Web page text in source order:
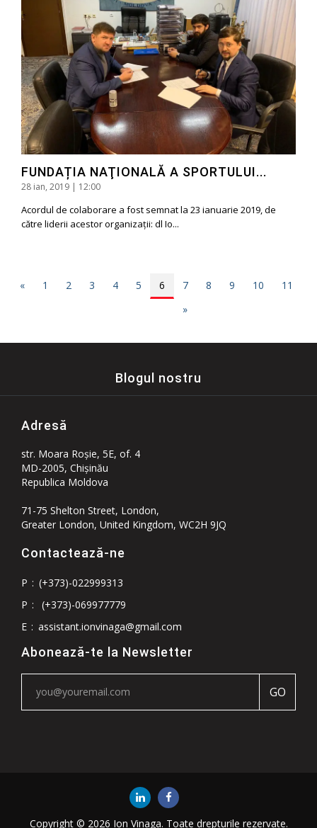
FUNDAȚIA NAŢIONALĂ A SPORTULUI...
28 ian, 2019 | 12:00
Acordul de colaborare a fost semnat la 23 ianuarie 2019, de
către liderii acestor organizații: dl Io...
« 1 2 3 4 5 6 7 8 9 10
11
»
Blogul nostru
Adresă
str. Moara Roşie, 5E, of. 4
MD-2005, Chişinău
Republica Moldova
71-75 Shelton Street, London,
Greater London, United Kingdom, WC2H 9JQ
Contactează-ne
P : (+373)-022999313
P :
(+373)-069977779
E : assistant.ionvinaga@gmail.com
Abonează-te la Newsletter
Copyright © 2026 Ion Vinaga. Toate drepturile rezervate.